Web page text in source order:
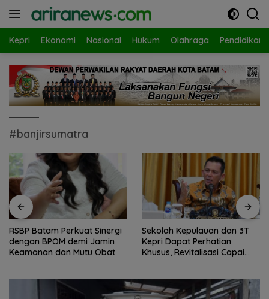
Kepri Ekonomi Nasional Hukum Olahraga Pendidikan
#banjirsumatra
RSBP Batam Perkuat Sinergi
dengan BPOM demi Jamin
Keamanan dan Mutu Obat
Sekolah Kepulauan dan 3T
Kepri Dapat Perhatian
Khusus, Revitalisasi Capai